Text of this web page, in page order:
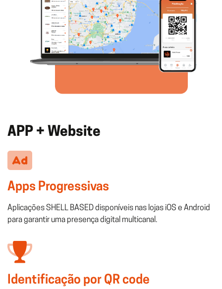
APP + Website
Apps Progressivas
Aplicações SHELL BASED disponíveis nas lojas iOS e Android
para garantir uma presença digital multicanal.
Identificação por QR code